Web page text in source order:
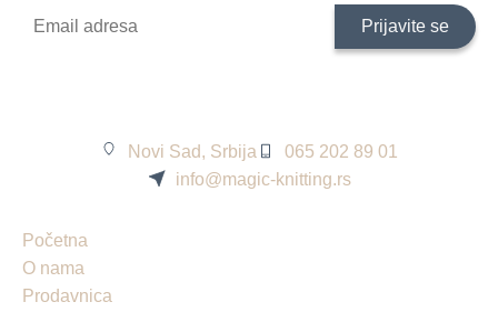
Novi Sad, Srbija
065 202 89 01
info@magic-knitting.rs
Početna
O nama
Prodavnica